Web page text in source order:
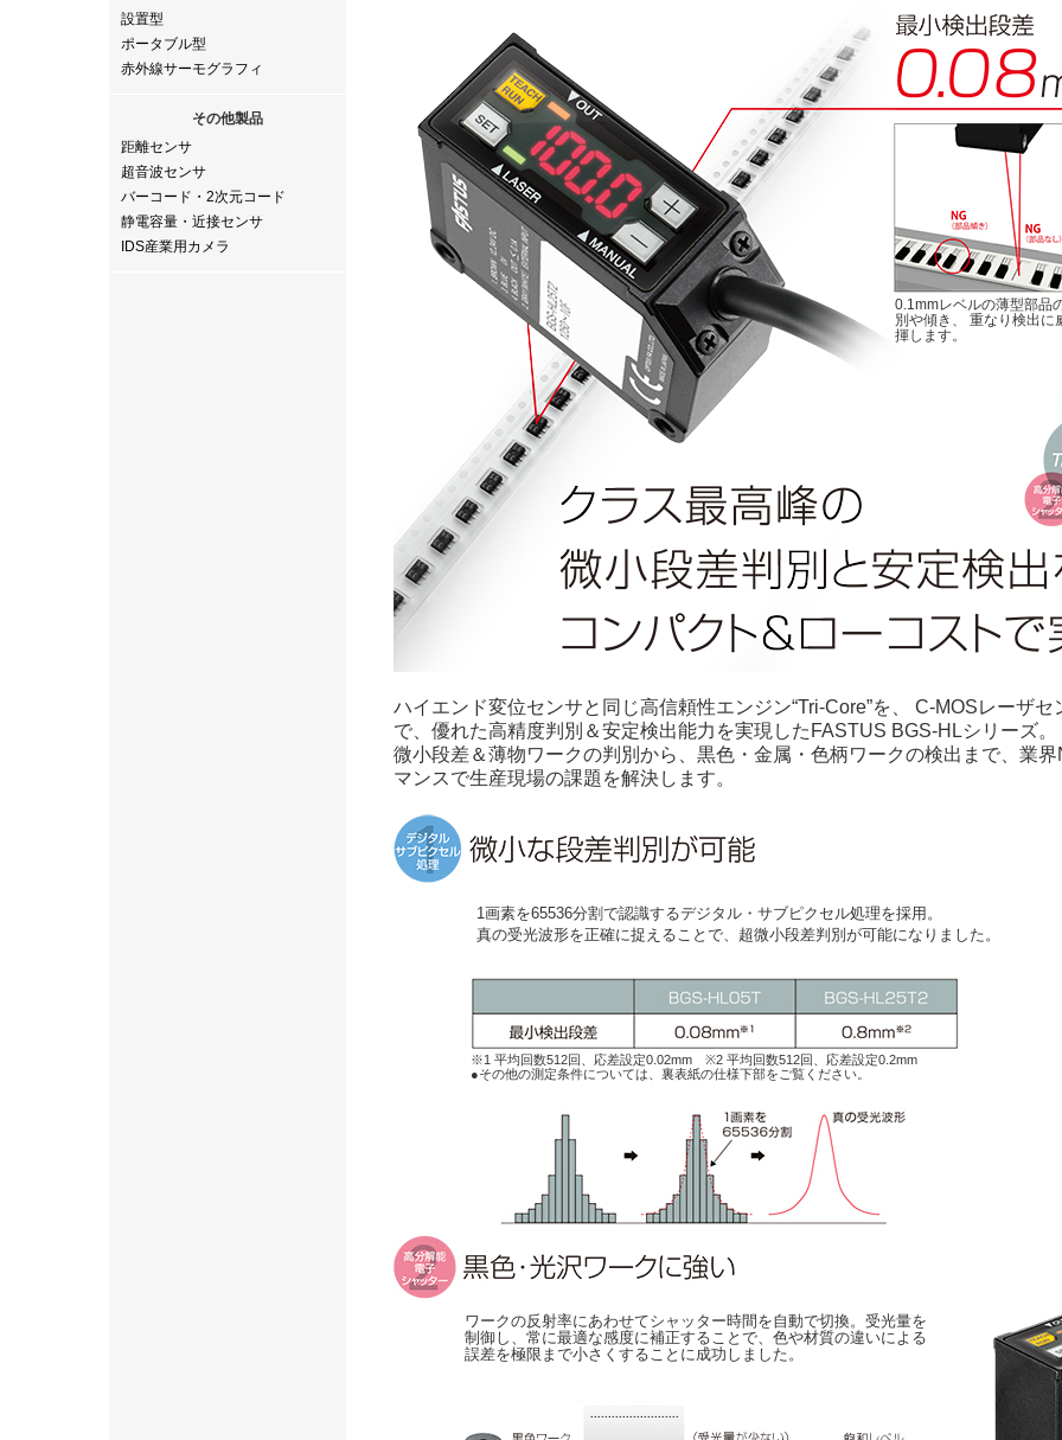
設置型
ポータブル型
赤外線サーモグラフィ
その他製品
距離センサ
超音波センサ
バーコード・2次元コード
静電容量・近接センサ
IDS産業用カメラ
0.1mmレベルの薄型部品
別や傾き、 重なり検出に
揮します。
ハイエンド変位センサと同じ高信頼性エンジン“Tri-Core”を、 C-MOSレーザセ
で、優れた高精度判別＆安定検出能力を実現したFASTUS BGS-HLシリーズ。
微小段差＆薄物ワークの判別から、黒色・金属・色柄ワークの検出まで、業
マンスで生産現場の課題を解決します。
1画素を65536分割で認識するデジタル・サブピクセル処理を採用。
真の受光波形を正確に捉えることで、超微小段差判別が可能になりました。
※1 平均回数512回、応差設定0.02mm ※2 平均回数512回、応差設定0.2mm
●その他の測定条件については、裏表紙の仕様下部をご覧ください。
ワークの反射率にあわせてシャッター時間を自動で切換。受光量を
制御し、常に最適な感度に補正することで、色や材質の違いによる
誤差を極限まで小さくすることに成功しました。